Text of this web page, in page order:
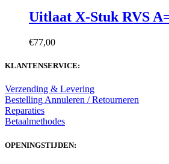
Uitlaat X-Stuk RVS
€77,00
KLANTENSERVICE:
Verzending & Levering
Bestelling Annuleren / Retourneren
Reparaties
Betaalmethodes
OPENINGSTIJDEN: